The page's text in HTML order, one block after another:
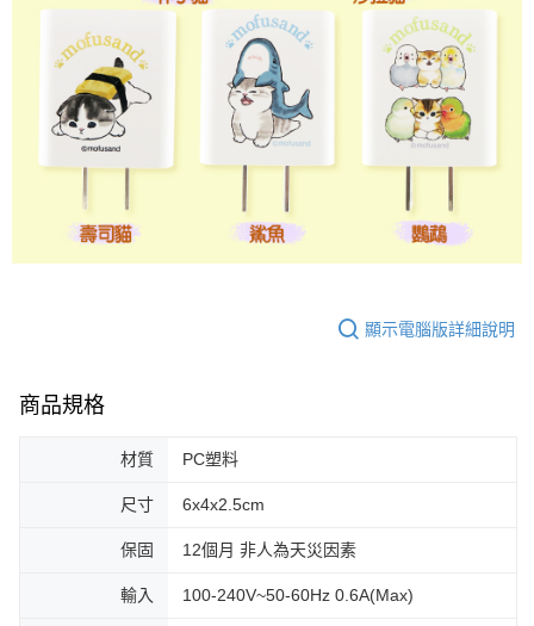
顯示電腦版詳細說明
商品規格
材質 PC塑料
尺寸 6x4x2.5cm
保固 12個月 非人為天災因素
輸入 100-240V~50-60Hz 0.6A(Max)